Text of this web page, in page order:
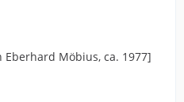
Möbius, ca. 1977]